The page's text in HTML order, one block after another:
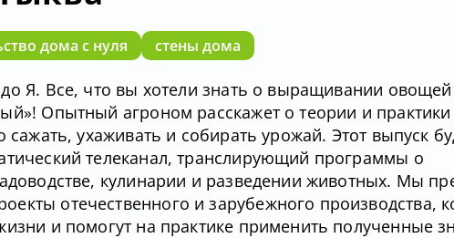
дома с нуля стены дома
Я. Все, что вы хотели знать о выращивании
Опытный агроном расскажет о теории и практики
ухаживать и собирать урожай. Этот выпуск
телеканал, транслирующий программы о
кулинарии и разведении животных. Мы
отечественного и зарубежного производства,
и помогут на практике применить полученные